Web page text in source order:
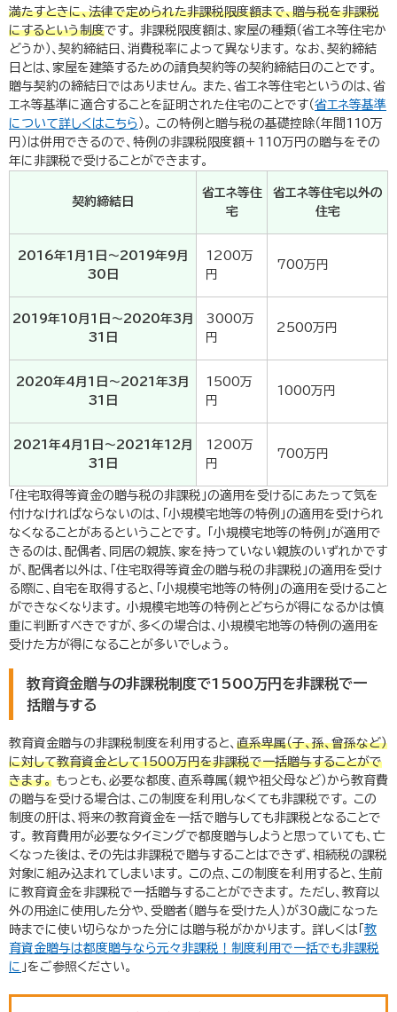
満たすときに、法律で定められた非課税限度額まで、贈与税を非課税
にするという制度です。 非課税限度額は、家屋の種類（省エネ等住宅か
どうか）、契約締結日、消費税率によって異なります。 なお、契約締結
日とは、家屋を建築するための請負契約等の契約締結日のことです。
贈与契約の締結日ではありません。 また、省エネ等住宅というのは、省
エネ等基準に適合することを証明された住宅のことです（省エネ等基準
について詳しくはこちら ）。 この特例と贈与税の基礎控除（年間 110 万
円）は併用できるので、特例の非課税限度額＋ 110 万円の贈与をその
年に非課税で受けることができます。
契約締結日
省エネ等住
宅
省エネ等住宅以外の
住宅
2016年1月1日〜2019年9月
30日
1200万
円
700万円
2019年10月1日〜2020年3月
31日
3000万
円
2500万円
2020年4月1日〜2021年3月
31日
1500万
円
1000万円
2021年4月1日〜2021年12月
31日
1200万
円
700万円
「住宅取得等資金の贈与税の非課税」の適用を受けるにあたって気を
付けなければならないのは、「小規模宅地等の特例」の適用を受けられ
なくなることがあるということです。 「小規模宅地等の特例」が適用で
きるのは、配偶者、同居の親族、家を持っていない親族のいずれかです
が、配偶者以外は、「住宅取得等資金の贈与税の非課税」の適用を受け
る際に、自宅を取得すると、「小規模宅地等の特例」の適用を受けること
ができなくなります。 小規模宅地等の特例とどちらが得になるかは慎
重に判断すべきですが、多くの場合は、小規模宅地等の特例の適用を
受けた方が得になることが多いでしょう。
教育資金贈与の非課税制度で1500万円を非課税で一
括贈与する
教育資金贈与の非課税制度を利用すると、 直系卑属（子、孫、曾孫など）
に対して教育資金として1500万円を非課税で一括贈与することがで
きます。 もっとも、必要な都度、直系尊属（親や祖父母など）から教育費
の贈与を受ける場合は、この制度を利用しなくても非課税です。 この
制度の肝は、将来の教育資金を一括で贈与しても非課税となることで
す。 教育費用が必要なタイミングで都度贈与しようと思っていても、亡
くなった後は、その先は非課税で贈与することはできず、相続税の課税
対象に組み込まれてしまいます。 この点、この制度を利用すると、生前
に教育資金を非課税で一括贈与することができます。 ただし、教育以
外の用途に使用した分や、受贈者（贈与を受けた人）が30歳になった
時までに使い切らなかった分には贈与税がかかります。 詳しくは「 教
育資金贈与は都度贈与なら元々非課税！制度利用で一括でも非課税
に 」をご参照ください。